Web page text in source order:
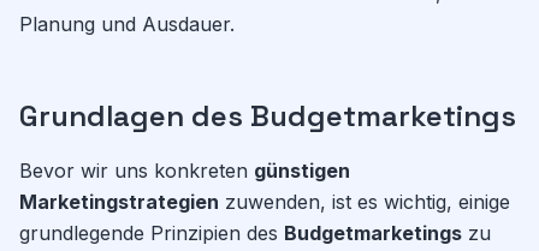
Planung und Ausdauer.
Grundlagen des Budgetmarketings
Bevor wir uns konkreten günstigen
Marketingstrategien zuwenden, ist es wichtig, einige
grundlegende Prinzipien des Budgetmarketings zu